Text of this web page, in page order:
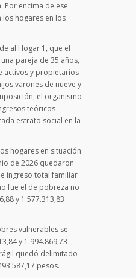
Por encima de ese
hogares en los
al Hogar 1, que el
pareja de 35 años,
activos y propietarios
varones de nueve y
el organismo
teóricos
estrato social en la
hogares en situación
de 2026 quedaron
ingreso total familiar
fue el de pobreza no
y 1.577.313,83
vulnerables se
y 1.994.869,73
quedó delimitado
pesos.